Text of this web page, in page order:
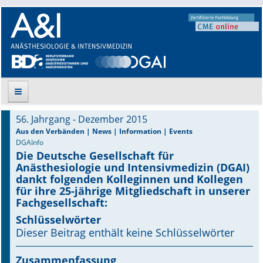
Suche
Aktuelle Ausgabe
Leitlinien
Archiv
Supplements
Supplements OrphanAnesthesia
56. Jahrgang - Dezember 2015
Aus den Verbänden | News | Information | Events
DGAInfo
Die Deutsche Gesellschaft für
Anästhesiologie und Intensivmedizin (DGAI)
dankt folgenden Kolleginnen und Kollegen
für ihre 25-jährige Mitgliedschaft in unserer
Fachgesellschaft:
Schlüsselwörter
Dieser Beitrag enthält keine Schlüsselwörter
Zusammenfassung